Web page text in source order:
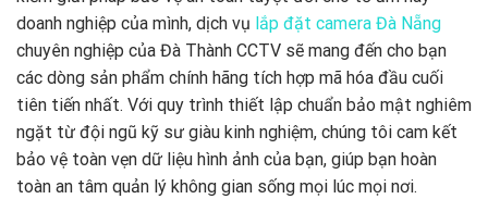
doanh nghiệp của mình, dịch vụ lắp đặt camera Đà Nẵng
chuyên nghiệp của Đà Thành CCTV sẽ mang đến cho bạn
các dòng sản phẩm chính hãng tích hợp mã hóa đầu cuối
tiên tiến nhất. Với quy trình thiết lập chuẩn bảo mật nghiêm
ngặt từ đội ngũ kỹ sư giàu kinh nghiệm, chúng tôi cam kết
bảo vệ toàn vẹn dữ liệu hình ảnh của bạn, giúp bạn hoàn
toàn an tâm quản lý không gian sống mọi lúc mọi nơi.